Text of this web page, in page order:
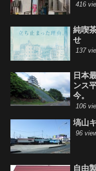
416
純喫
せ
137
日本
ンス
今。
106
塙山
96
自由